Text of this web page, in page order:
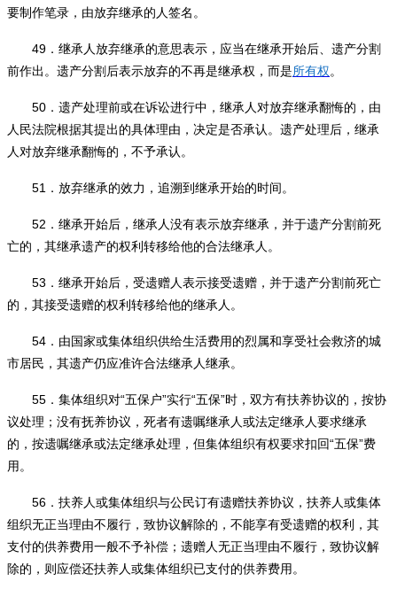
要制作笔录，由放弃继承的人签名。
49 ．继承人放弃继承的意思表示，应当在继承开始后、遗产分割
前作出。遗产分割后表示放弃的不再是继承权，而是所有权。
50 ．遗产处理前或在诉讼进行中，继承人对放弃继承翻悔的，由
人民法院根据其提出的具体理由，决定是否承认。遗产处理后，继承
人对放弃继承翻悔的，不予承认。
51 ．放弃继承的效力，追溯到继承开始的时间。
52 ．继承开始后，继承人没有表示放弃继承，并于遗产分割前死
亡的，其继承遗产的权利转移给他的合法继承人。
53 ．继承开始后，受遗赠人表示接受遗赠，并于遗产分割前死亡
的，其接受遗赠的权利转移给他的继承人。
54 ．由国家或集体组织供给生活费用的烈属和享受社会救济的城
市居民，其遗产仍应准许合法继承人继承。
55 ．集体组织对“五保户”实行“五保”时，双方有扶养协议的，按协
议处理；没有抚养协议，死者有遗嘱继承人或法定继承人要求继承
的，按遗嘱继承或法定继承处理，但集体组织有权要求扣回“五保”费
用。
56 ．扶养人或集体组织与公民订有遗赠扶养协议，扶养人或集体
组织无正当理由不履行，致协议解除的，不能享有受遗赠的权利，其
支付的供养费用一般不予补偿；遗赠人无正当理由不履行，致协议解
除的，则应偿还扶养人或集体组织已支付的供养费用。